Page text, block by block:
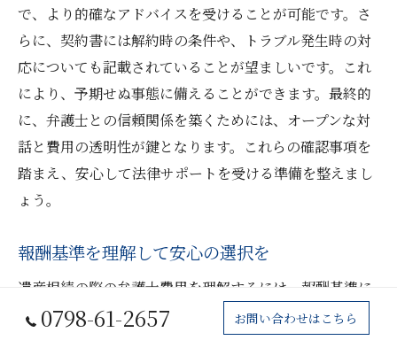
で、より的確なアドバイスを受けることが可能です。さ
らに、契約書には解約時の条件や、トラブル発生時の対
応についても記載されていることが望ましいです。これ
により、予期せぬ事態に備えることができます。最終的
に、弁護士との信頼関係を築くためには、オープンな対
話と費用の透明性が鍵となります。これらの確認事項を
踏まえ、安心して法律サポートを受ける準備を整えまし
ょう。
報酬基準を理解して安心の選択を
遺産相続の際の弁護士費用を理解するには、報酬基準に
ついての知識が不可欠です。基本報酬と成功報酬の仕組
みを理解することで、弁護士選びに際しての安心感が得
0798-61-2657 お問い合わせはこちら